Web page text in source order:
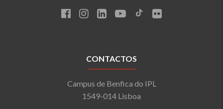
CONTACTOS
Campus de Benfica do IPL
1549-014 Lisboa